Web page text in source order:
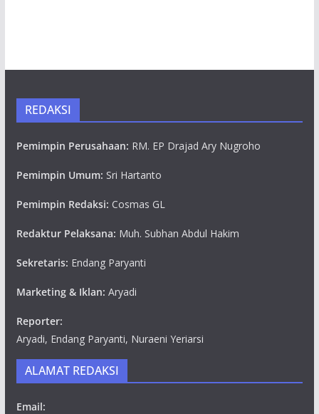
REDAKSI
Pemimpin Perusahaan: RM. EP Drajad Ary Nugroho
Pemimpin Umum: Sri Hartanto
Pemimpin Redaksi: Cosmas GL
Redaktur Pelaksana: Muh. Subhan Abdul Hakim
Sekretaris: Endang Paryanti
Marketing & Iklan: Aryadi
Reporter:
Aryadi, Endang Paryanti, Nuraeni Yeriarsi
ALAMAT REDAKSI
Email: